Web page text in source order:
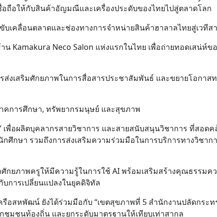
ถือให้กับสินค้าอัญมณีและเครื่องประดับของไทยไปสู่ตลาดโลก
เคลื่อนตลาดและช่องทางการจำหน่ายสินค้าฮาลาลไทยสู่เวทีส
Kamakura Neco Salon แห่งแรกในไทย เพื่อถ่ายทอดเสน่ห์ข
ส่งเสริมศักยภาพในการสื่อสารประชาสัมพันธ์ และขยายโอกาส
การศึกษา, ทรัพยากรมนุษย์ และสุขภาพ
พื่อผลิตบุคลากรสายวิชาการ และสายสนับสนุนวิชาการ ที่สอดค
ศึกษา รวมถึงการส่งเสริมความร่วมมือในการบริการทางวิชาก
กยภาพครูให้มีความรู้ในการใช้ AI พร้อมเสริมสร้างคุณธรรมค
การเปลี่ยนแปลงในยุคดิจิทัล
อสหพัฒน์ ยังได้ร่วมมือกับ “เขตสุขภาพที่ 5 สำนักงานปลัดกระท
มชนท้องถิ่น และยกระดับมาตรฐานให้เทียบเท่าสากล